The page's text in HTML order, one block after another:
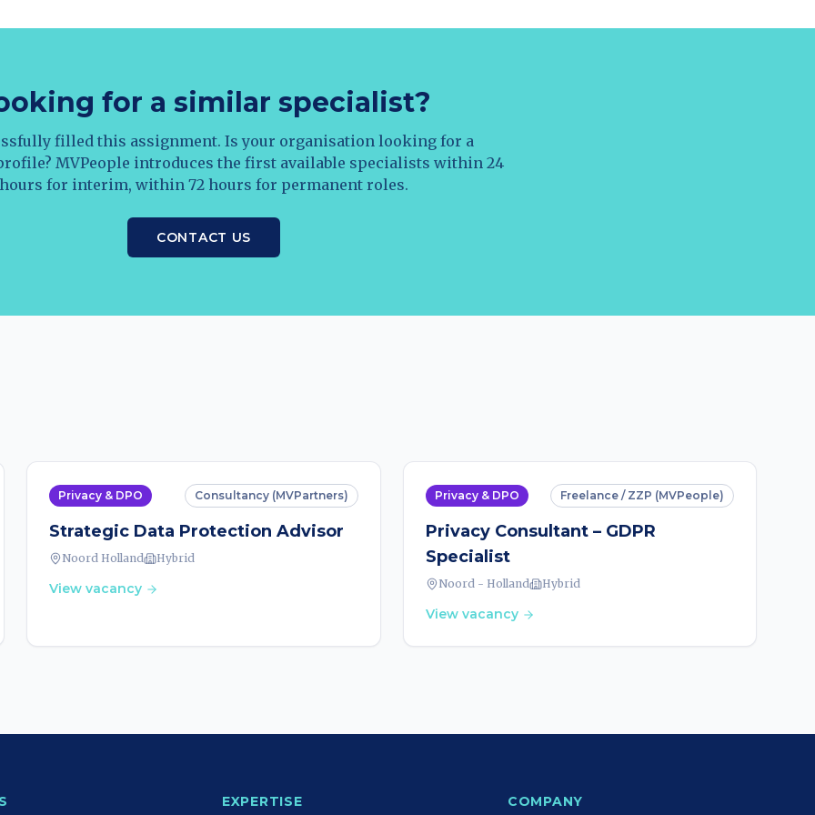
for a similar specialist?
filled this assignment. Is your organisation looking for a
MVPeople introduces the first available specialists within 24
hours for interim, within 72 hours for permanent roles.
CONTACT US
Privacy & DPO Consultancy (MVPartners)
Strategic Data Protection Advisor
Noord Holland Hybrid
View vacancy
Privacy & DPO Freelance / ZZP (MVPeople)
Privacy Consultant – GDPR
Specialist
Noord - Holland Hybrid
View vacancy
EXPERTISE COMPANY